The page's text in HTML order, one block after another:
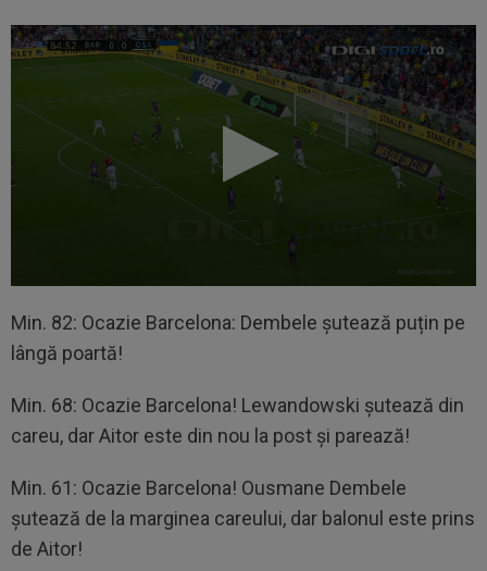
Min. 82: Ocazie Barcelona: Dembele șutează puțin pe
lângă poartă!
Min. 68: Ocazie Barcelona! Lewandowski șutează din
careu, dar Aitor este din nou la post și parează!
Min. 61: Ocazie Barcelona! Ousmane Dembele
șutează de la marginea careului, dar balonul este prins
de Aitor!